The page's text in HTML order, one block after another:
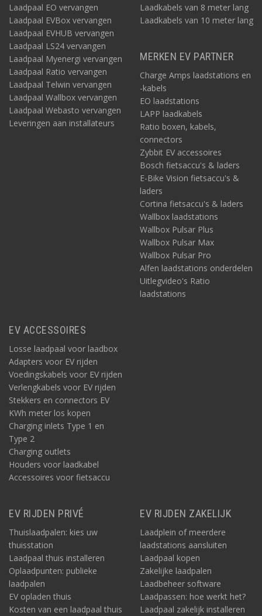
Laadpaal EO vervangen
Laadpaal EVBox vervangen
Laadpaal EVHUB vervangen
Laadpaal LS24 vervangen
Laadpaal Myenergi vervangen
Laadpaal Ratio vervangen
Laadpaal Telwin vervangen
Laadpaal Wallbox vervangen
Laadpaal Webasto vervangen
Leveringen aan installateurs
Laadkabels van 8 meter lang
Laadkabels van 10 meter lang
MERKEN EV PARTNER
Charge Amps laadstations en
-kabels
EO laadstations
LAPP laadkabels
Ratio boxen, kabels,
connectors
Zybbit EV accessoires
Bosch fietsaccu's & laders
E-Bike Vision fietsaccu's &
laders
Cortina fietsaccu's & laders
Wallbox laadstations
Wallbox Pulsar Plus
Wallbox Pulsar Max
Wallbox Pulsar Pro
Alfen laadstations onderdelen
Uitlegvideo's Ratio
laadstations
EV ACCESSOIRES
Losse laadpaal voor laadbox
Adapters voor EV rijden
Voedingskabels voor EV rijden
Verlengkabels voor EV rijden
Stekkers en connectors EV
KWh meter los kopen
Charging inlets Type 1 en
Type 2
Charging outlets
Houders voor laadkabel
Accessoires voor fietsaccu
EV RIJDEN PRIVÉ
Thuislaadpalen: kies uw
thuisstation
Laadpaal thuis installeren
Oplaadpunten: publieke
laadpalen
EV opladen thuis
Kosten van een laadpaal thuis
EV RIJDEN ZAKELIJK
Laadplein of meerdere
laadstations aansluiten
Laadpaal kopen
Zakelijke laadpalen
Laadbeheer software
Laadpassen: hoe werkt het?
Laadpaal zakelijk installeren